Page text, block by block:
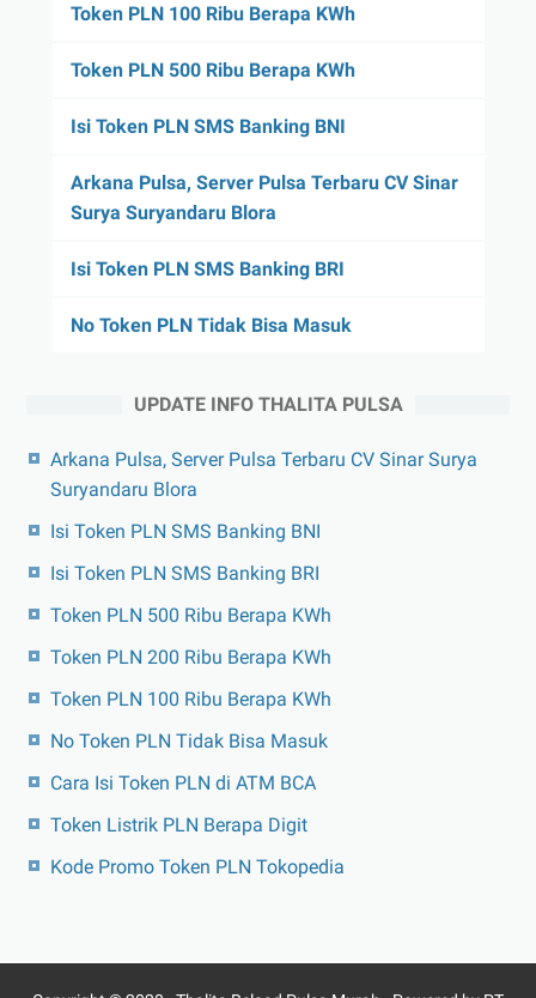
Token PLN 100 Ribu Berapa KWh
Token PLN 500 Ribu Berapa KWh
Isi Token PLN SMS Banking BNI
Arkana Pulsa, Server Pulsa Terbaru CV Sinar
Surya Suryandaru Blora
Isi Token PLN SMS Banking BRI
No Token PLN Tidak Bisa Masuk
UPDATE INFO THALITA PULSA
Arkana Pulsa, Server Pulsa Terbaru CV Sinar Surya
Suryandaru Blora
Isi Token PLN SMS Banking BNI
Isi Token PLN SMS Banking BRI
Token PLN 500 Ribu Berapa KWh
Token PLN 200 Ribu Berapa KWh
Token PLN 100 Ribu Berapa KWh
No Token PLN Tidak Bisa Masuk
Cara Isi Token PLN di ATM BCA
Token Listrik PLN Berapa Digit
Kode Promo Token PLN Tokopedia